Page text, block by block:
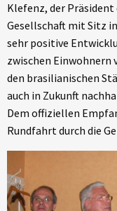
Klefenz, der
Gesellschaft mit Sitz
sehr positive
zwischen Einwohnern
den brasilianischen
auch in Zukunft
Dem offiziellen
Rundfahrt durch die